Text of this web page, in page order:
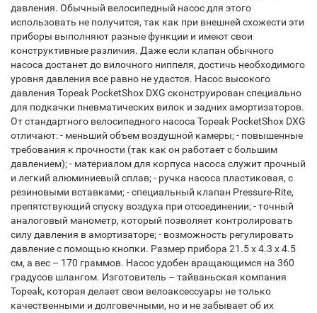
давления. Обычный велосипедный насос для этого
использовать не получится, так как при внешней схожести эти
приборы выполняют разные функции и имеют свои
конструктивные различия. Даже если клапан обычного
насоса достанет до вилочного ниппеля, достичь необходимого
уровня давления все равно не удастся. Насос высокого
давления Topeak PocketShox DXG сконструирован специально
для подкачки пневматических вилок и задних амортизаторов.
От стандартного велосипедного насоса Topeak PocketShox DXG
отличают: - меньший объем воздушной камеры; - повышенные
требования к прочности (так как он работает с большим
давлением); - материалом для корпуса насоса служит прочный
и легкий алюминиевый сплав; - ручка насоса пластиковая, с
резиновыми вставками; - специальный клапан Pressure-Rite,
препятствующий спуску воздуха при отсоединении; - точный
аналоговый манометр, который позволяет контролировать
силу давления в амортизаторе; - возможность регулировать
давление с помощью кнопки. Размер прибора 21.5 x 4.3 x 4.5
см, а вес – 170 граммов. Насос удобен вращающимся на 360
градусов шлангом. Изготовитель – тайваньская компания
Topeak, которая делает свои велоаксессуары не только
качественными и долговечными, но и не забывает об их